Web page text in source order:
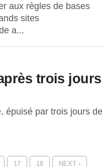
aux règles de bases
sites
a...
trois jours
épuisé par trois jours de
17 18 NEXT ›